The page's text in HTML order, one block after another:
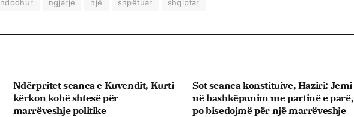
ndodhur ngjarje një shpëtuar shqiptar
Ndërpritet seanca e Kuvendit, Kurti
kërkon kohë shtesë për
marrëveshje politike
Sot seanca konstituive, ​Haziri: Jemi
në bashkëpunim me partinë e parë,
po bisedojmë për një marrëveshje